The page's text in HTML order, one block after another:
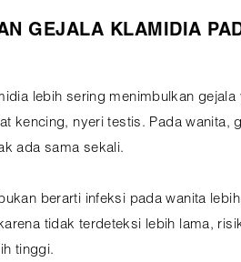
GEJALA KLAMIDIA
lebih sering menimbulkan
kencing, nyeri testis. Pada wanita,
ada sama sekali.
berarti infeksi pada wanita
tidak terdeteksi lebih lama,
tinggi.